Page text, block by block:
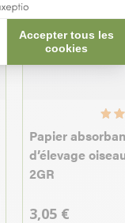
Accepter tous les
cookies
Papier
d’élevage
2GR
3,05 €